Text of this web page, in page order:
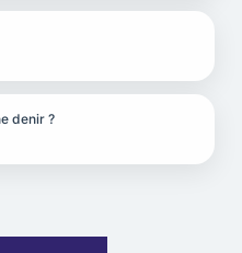
denir ?